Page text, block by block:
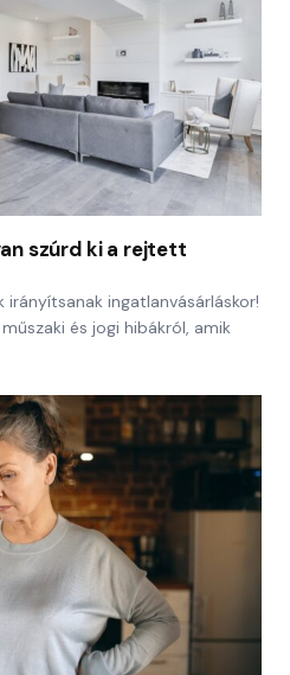
szúrd ki a rejtett
irányítsanak ingatlanvásárláskor!
és jogi hibákról, amik